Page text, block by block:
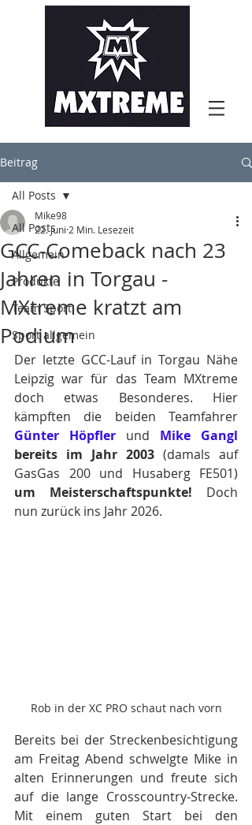
Beitrag
All Posts
Allgemein
Produkte
Team Sport
Sport allgemein
All Posts
GCC-Comeback nach 23
Jahren in Torgau -
MXtreme kratzt am
Podium
Mike98
22. Juni 2 Min. Lesezeit
Der letzte GCC-Lauf in Torgau Nähe
Leipzig war für das Team MXtreme
doch etwas Besonderes. Hier
Günter Höpfler und Mike Gangl
bereits im Jahr 2003 (damals auf
GasGas 200 und Husaberg FE501)
um Meisterschaftspunkte! Doch
nun zurück ins Jahr 2026.
Rob in der XC PRO schaut nach vorn
Bereits bei der Streckenbesichtigung
am Freitag Abend schwelgte Mike in
alten Erinnerungen und freute sich
auf die lange Crosscountry-Strecke.